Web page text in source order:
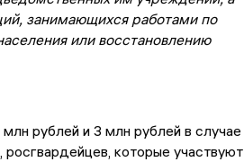
занимающихся работами по
или восстановлению
рублей и 3 млн рублей в случае
росгвардейцев, которые участвуют